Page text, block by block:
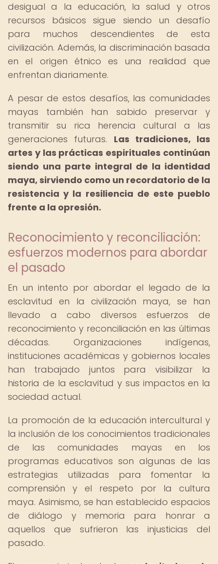
desigual a la educación, la salud y otros
recursos básicos sigue siendo un desafío
para muchos descendientes de esta
civilización. Además, la discriminación basada
en el origen étnico es una realidad que
enfrentan diariamente.
A pesar de estos desafíos, las comunidades
mayas también han sabido preservar y
transmitir su rica herencia cultural a las
generaciones futuras. Las tradiciones, las
artes y las prácticas espirituales continúan
siendo una parte integral de la identidad
maya, sirviendo como un recordatorio de la
resistencia y la resiliencia de este pueblo
frente a la opresión.
Reconocimiento y reconciliación:
esfuerzos modernos para abordar
el pasado
En un intento por abordar el legado de la
esclavitud en la civilización maya, se han
llevado a cabo diversos esfuerzos de
reconocimiento y reconciliación en las últimas
décadas. Organizaciones indígenas,
instituciones académicas y gobiernos locales
han trabajado juntos para visibilizar la
historia de la esclavitud y sus impactos en la
sociedad actual.
La promoción de la educación intercultural y
la inclusión de los conocimientos tradicionales
de las comunidades mayas en los
programas educativos son algunas de las
estrategias utilizadas para fomentar la
comprensión y el respeto por la cultura
maya. Asimismo, se han establecido espacios
de diálogo y memoria para honrar a
aquellos que sufrieron las injusticias del
pasado.